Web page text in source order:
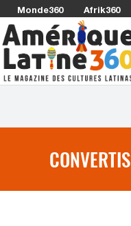
Monde360 Afrik360